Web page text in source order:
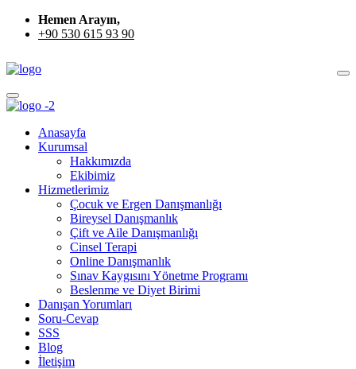
Hemen Arayın,
+90 530 615 93 90
Anasayfa
Kurumsal
Hakkımızda
Ekibimiz
Hizmetlerimiz
Çocuk ve Ergen Danışmanlığı
Bireysel Danışmanlık
Çift ve Aile Danışmanlığı
Cinsel Terapi
Online Danışmanlık
Sınav Kaygısını Yönetme Programı
Beslenme ve Diyet Birimi
Danışan Yorumları
Soru-Cevap
SSS
Blog
İletişim